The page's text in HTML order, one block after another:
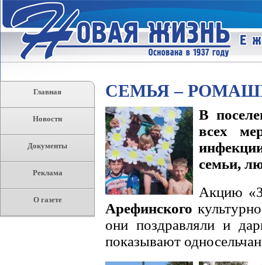
Главная
Новости
Документы
Реклама
О газете
СЕМЬЯ –
В
всех
семьи,
Акцию
Арефинского
они поздравляли и
показывают